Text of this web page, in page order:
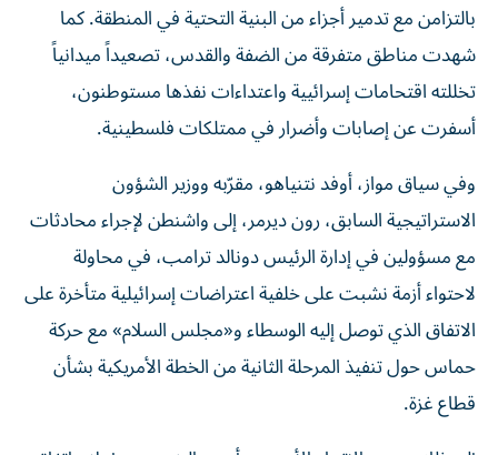
بالتزامن مع تدمير أجزاء من البنية التحتية في المنطقة. كما
شهدت مناطق متفرقة من الضفة والقدس، تصعيداً ميدانياً
تخللته اقتحامات إسرائيية واعتداءات نفذها مستوطنون،
أسفرت عن إصابات وأضرار في ممتلكات فلسطينية.
وفي سياق مواز، أوفد نتنياهو، مقرّبه ووزير الشؤون
الاستراتيجية السابق، رون ديرمر، إلى واشنطن لإجراء محادثات
مع مسؤولين في إدارة الرئيس دونالد ترامب، في محاولة
لاحتواء أزمة نشبت على خلفية اعتراضات إسرائيلية متأخرة على
الاتفاق الذي توصل إليه الوسطاء و«مجلس السلام» مع حركة
حماس حول تنفيذ المرحلة الثانية من الخطة الأمريكية بشأن
قطاع غزة.